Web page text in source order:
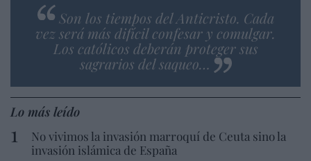
Son los tiempos del Anticristo. Cada
vez será más difícil confesar y comulgar.
Los católicos deberán proteger sus
sagrarios del saqueo…
Lo más leído
No vivimos la invasión marroquí de Ceuta sino la
invasión islámica de España